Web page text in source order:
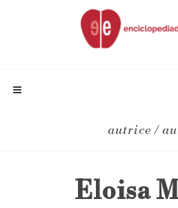
autrice /
Eloisa